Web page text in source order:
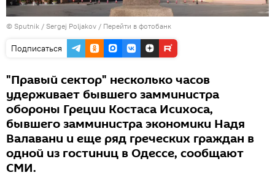
© Sputnik / Sergej Poljakov / Перейти в фотобанк
Подписаться
"Правый сектор" несколько часов
удерживает бывшего замминистра
обороны Греции Костаса Исихоса,
бывшего замминистра экономики Надя
Валавани и еще ряд греческих граждан в
одной из гостиниц в Одессе, сообщают
СМИ.